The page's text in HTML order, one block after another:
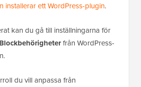
installerar ett WordPress-plugin.
kan du gå till inställningarna för
från WordPress-
du vill anpassa från